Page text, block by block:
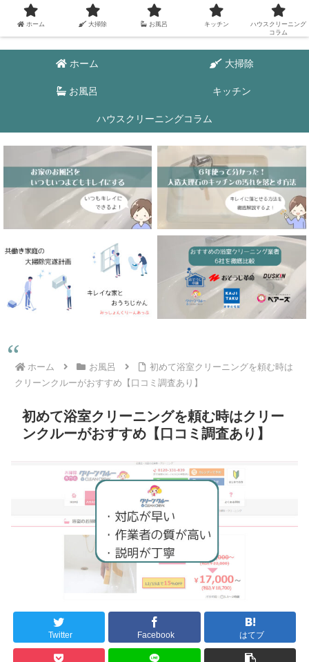
ホーム 大掃除
お風呂 キッチン
ハウスクリーニングコラム
ホーム お風呂
初めて浴室クリーニングを頼む時は
クリーンクルーがおすすめ【口コミ調査あり】
初めて浴室クリーニングを頼む時はクリー
ンクルーがおすすめ【口コミ調査あり】
Twitter Facebook はてブ
ホーム 大掃除 お風呂 キッチン
ハウスクリーニング
コラム